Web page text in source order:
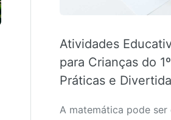
Atividades
para Crianças do
Práticas e
A matemática pode